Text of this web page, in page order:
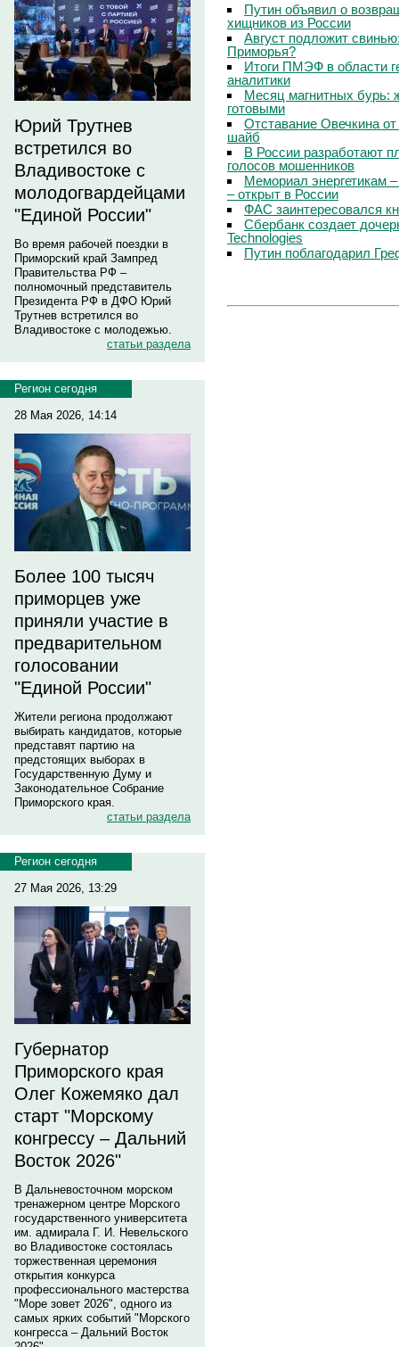
Юрий Трутнев
встретился во
Владивостоке с
молодогвардейцами
"Единой России"
Во время рабочей поездки в
Приморский край Зампред
Правительства РФ –
полномочный представитель
Президента РФ в ДФО Юрий
Трутнев встретился во
Владивостоке с молодежью.
статьи раздела
Регион сегодня
28 Мая 2026, 14:14
Более 100 тысяч
приморцев уже
приняли участие в
предварительном
голосовании
"Единой России"
Жители региона продолжают
выбирать кандидатов, которые
представят партию на
предстоящих выборах в
Государственную Думу и
Законодательное Собрание
Приморского края.
статьи раздела
Регион сегодня
27 Мая 2026, 13:29
Губернатор
Приморского края
Олег Кожемяко дал
старт "Морскому
конгрессу – Дальний
Восток 2026"
В Дальневосточном морском
тренажерном центре Морского
государственного университета
им. адмирала Г. И. Невельского
во Владивостоке состоялась
торжественная церемония
открытия конкурса
профессионального мастерства
"Море зовет 2026", одного из
самых ярких событий "Морского
конгресса – Дальний Восток
Путин объявил о
хищников из России
Август подложит
Приморья?
Итоги ПМЭФ в области
аналитики
Месяц магнитных бурь:
готовыми
Отставание Овечкина
шайб
В России разработают
голосов мошенников
Мемориал энергетикам
– открыт в России
ФАС заинтересовался
Сбербанк создает
Technologies
Путин поблагодарил